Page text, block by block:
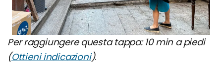
Per raggiungere questa tappa: 10 min a piedi
(Ottieni indicazioni).